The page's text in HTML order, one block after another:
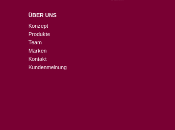
ÜBER UNS
Konzept
Produkte
Team
Marken
Kontakt
Kundenmeinung